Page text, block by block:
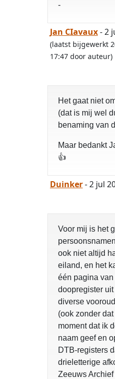
-
Jan CIavaux- 2
(laatst bijgewerkt
17:47 door auteur)
Het gaat niet
(dat is mij wel
benaming van
Maar bedankt
👍
Duinker- 2 jul
Voor mij is het
ook niet altijd
eiland, en het
één pagina
doopregister
diverse
(ook zonder
moment dat ik
naam geef en
DTB-registers
drieletterige
Zeeuws